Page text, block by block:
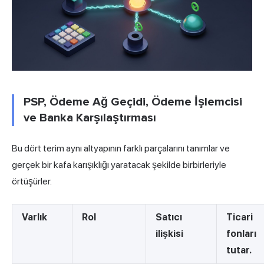
PSP, Ödeme Ağ Geçidi, Ödeme İşlemcisi
ve Banka Karşılaştırması
Bu dört terim aynı altyapının farklı parçalarını tanımlar ve
gerçek bir kafa karışıklığı yaratacak şekilde birbirleriyle
örtüşürler.
Varlık Rol
Satıcı
ilişkisi
Ticari
fonları
tutar.